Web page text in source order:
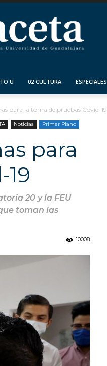
U 02 CULTURA ESPECIALES
para la toma de pruebas Covid-19
Noticias Primer Plano
para
20 y la FEU
toman las
10008